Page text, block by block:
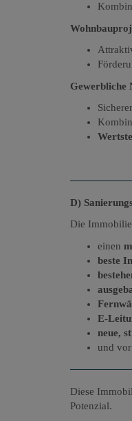
Gewerbliche
D)
Die
einen
beste
E-
neue,
und
Diese
Potenzial.